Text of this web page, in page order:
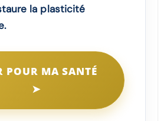
la plasticité
POUR MA SANTÉ
➤